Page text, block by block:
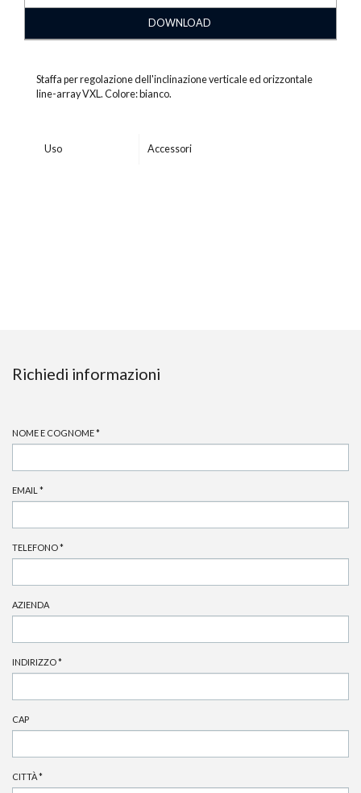
DOWNLOAD
Staffa per regolazione dell'inclinazione verticale ed orizzontale
line-array VXL. Colore: bianco.
Uso Accessori
Richiedi informazioni
NOME E COGNOME*
EMAIL *
TELEFONO*
AZIENDA
INDIRIZZO*
CAP
CITTÀ*